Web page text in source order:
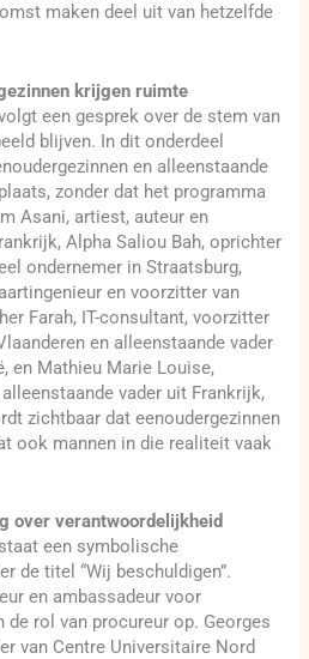
maken deel uit van hetzelfde
krijgen ruimte
een gesprek over de stem van
blijven. In dit onderdeel
en alleenstaande
zonder dat het programma
Asani, artiest, auteur en
Alpha Saliou Bah, oprichter
ondernemer in Straatsburg,
en voorzitter van
Farah, IT-consultant, voorzitter
en alleenstaande vader
en Mathieu Marie Louise,
vader uit Frankrijk,
zichtbaar dat eenoudergezinnen
ook mannen in die realiteit vaak
over verantwoordelijkheid
een symbolische
de titel “Wij beschuldigen”.
en ambassadeur voor
rol van procureur op. Georges
van Centre Universitaire Nord